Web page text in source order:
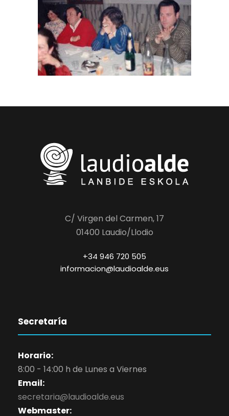
C/ Virgen del Carmen, 17
01400 Laudio/Llodio
+34 946 720 505
informacion@laudioalde.eus
Secretaría
Horario:
8:00 - 14:00 h de Lunes a Viernes
Email:
secretaria@laudioalde.eus
Webmaster: